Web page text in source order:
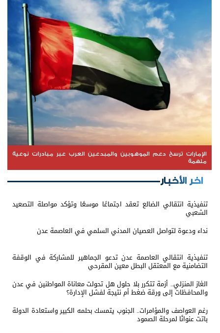
الإمارات ترسخ دعم الموهوبين والمبدعين العرب عبر مبادرات نوعية
ملهمة
اخر الأخبار
تنفيذية انتقالي الضالع تعقد اجتماعًا موسعًا وتؤكد مواصلة التصعيد
الشعبي
نداء ودعوة لتواصل العصيان المدني السلمي في العاصمة عدن
تنفيذية انتقالي العاصمة عدن تدعو الجماهير للمشاركة في الوقفة
التضامنية مع المعتقل البطل معين المقرحي
الغاز المنزلي.. أزمة تتكرر بلا حلول هل تحولت معاناة المواطنين في عدن
والمحافظات إلى ورقة ضغط أم نتيجة لفشل الإدارة؟
رغم العواصف والمؤامرات.. الجنوب يتمسك بحلمه الكبير واستعادة الدولة
باتت عنوانًا لمرحلة الصمود